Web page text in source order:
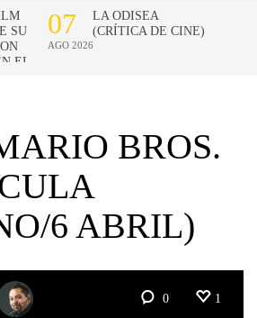
BROS.
6 ABRIL)
0 1